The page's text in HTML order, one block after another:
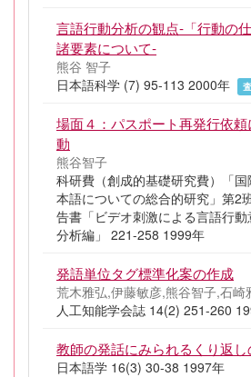
言語行動分析の観点-「行動の
諸要素について-
熊谷 智子
日本語科学 (7) 95-113 2000年
場面４：パスポート再発行依
動
熊谷智子
科研費（創成的基礎研究費）「
本語についての総合的研究」第2
告書「ビデオ刺激による言語行
分析編」 221-258 1999年
発語単位タグ標準化案の作成
荒木雅弘,伊藤敏彦,熊谷智子,石崎
人工知能学会誌 14(2) 251-260
教師の発話にみられるくり返
日本語学 16(3) 30-38 1997年